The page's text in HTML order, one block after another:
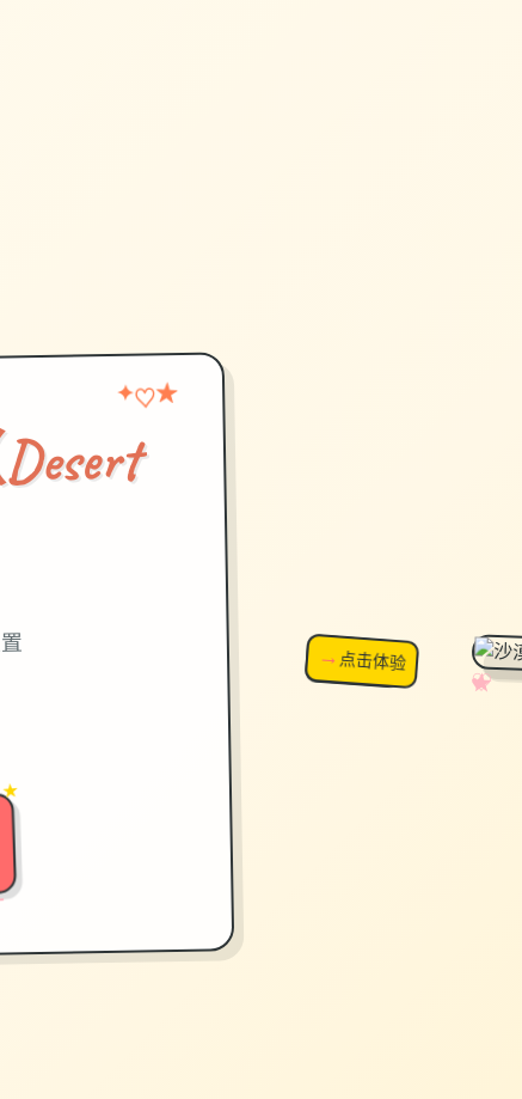
✦♡★
✧
♡
★
♥
↗超棒！
→点击体验